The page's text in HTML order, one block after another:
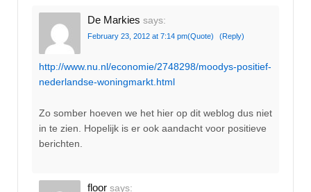
De Markies says:
February 23, 2012 at 7:14 pm(Quote) (Reply)
http://www.nu.nl/economie/2748298/moodys-positief-
nederlandse-woningmarkt.html
Zo somber hoeven we het hier op dit weblog dus niet
in te zien. Hopelijk is er ook aandacht voor positieve
berichten.
floor says: